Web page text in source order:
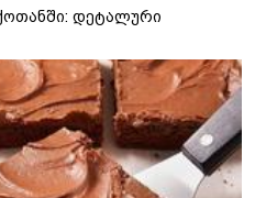
დეტალური